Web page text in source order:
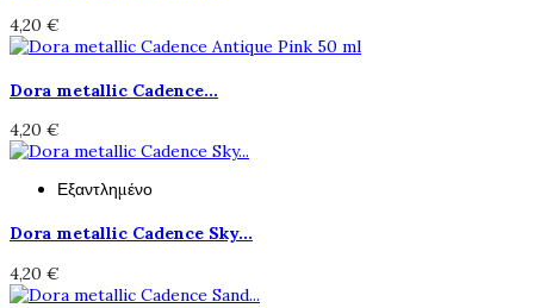
4,20 €
Dora metallic Cadence...
4,20 €
Εξαντλημένο
Dora metallic Cadence Sky...
4,20 €